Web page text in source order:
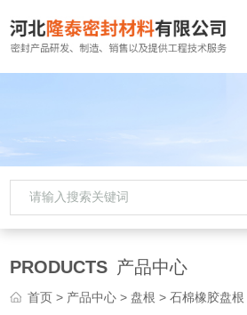
PRODUCTS 产品中心
首页 > 产品中心 > 盘根 >石棉橡胶盘根